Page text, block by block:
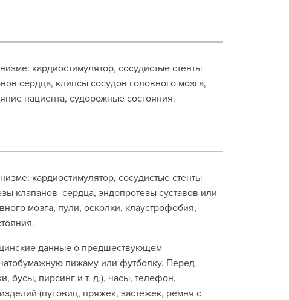
кардиостимулятор, сосудистые стенты
сердца, клипсы сосудов головного мозга,
пациента, судорожные состояния.
кардиостимулятор, сосудистые стенты
клапанов сердца, эндопротезы суставов или
мозга, пули, осколки, клаустрофобия,
данные о предшествующем
пижаму или футболку. Перед
бусы, пирсинг и т. д.), часы, телефон,
(пуговиц, пряжек, застежек, ремня с